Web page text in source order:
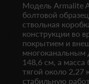
Модель Armalite
болтовой
ствольная
конструкции во
покрытием и
многоканальным
148,6 см, а масса
тягой около 2,27
стабильную